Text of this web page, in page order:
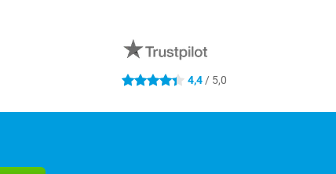
4.4 sterren 4,4 / 5,0